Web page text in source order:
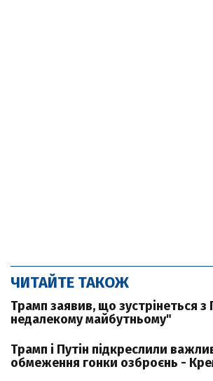
ЧИТАЙТЕ ТАКОЖ
Трамп заявив, що зустрінеться з
недалекому майбутньому"
Трамп і Путін підкреслили
обмеження гонки озброєнь -